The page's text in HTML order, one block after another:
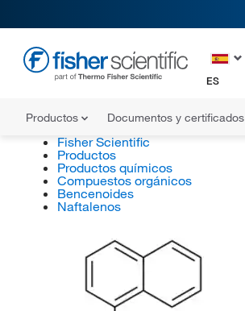
ES
Productos Documentos y certificados
Fisher Scientific
Productos
Productos químicos
Compuestos orgánicos
Bencenoides
Naftalenos